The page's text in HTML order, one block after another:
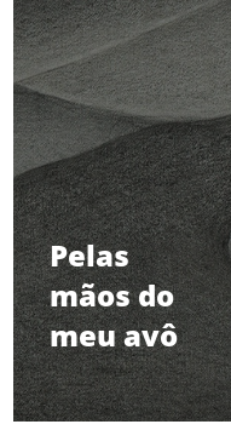
Pelas
mãos do
meu avô